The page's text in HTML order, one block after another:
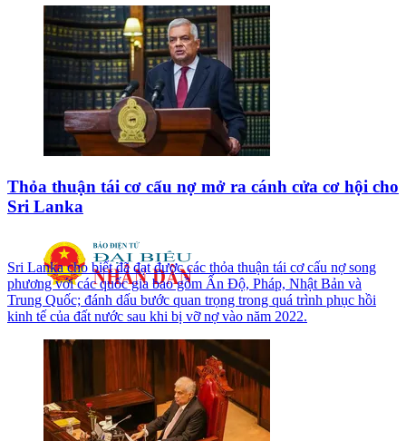
Thỏa thuận tái cơ cấu nợ mở ra cánh cửa cơ hội cho
Sri Lanka
Sri Lanka cho biết đã đạt được các thỏa thuận tái cơ cấu nợ song
phương với các quốc gia bao gồm Ấn Độ, Pháp, Nhật Bản và
Trung Quốc; đánh dấu bước quan trọng trong quá trình phục hồi
kinh tế của đất nước sau khi bị vỡ nợ vào năm 2022.